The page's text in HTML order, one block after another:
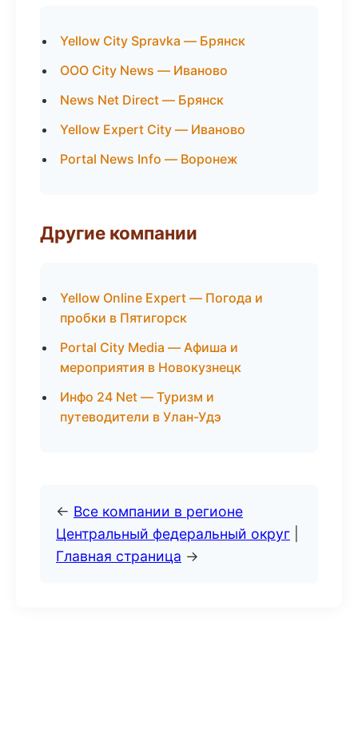
Yellow City Spravka — Брянск
ООО City News — Иваново
News Net Direct — Брянск
Yellow Expert City — Иваново
Portal News Info — Воронеж
Другие компании
Yellow Online Expert — Погода и
пробки в Пятигорск
Portal City Media — Афиша и
мероприятия в Новокузнецк
Инфо 24 Net — Туризм и
путеводители в Улан-Удэ
← Все компании в регионе
Центральный федеральный округ
Главная страница →